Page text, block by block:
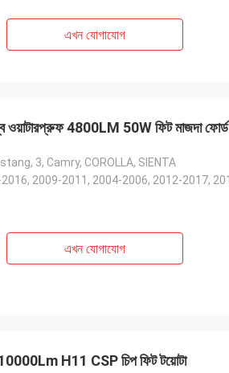
এখন যোগাযোগ
ওয়াটারপ্রুফ 4800LM 50W ফিট মাজদা ফোর্ড
3, Camry, COROLLA, SIENTA
এখন যোগাযোগ
H11 CSP চিপ ফিট টয়োটা